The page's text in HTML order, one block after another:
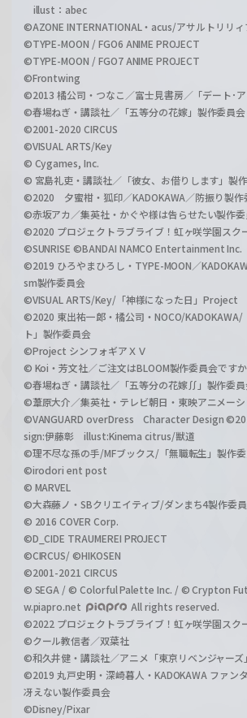
illust：abec
©AZONE INTERNATIONAL・acus/アサルトリリィ
©TYPE-MOON / FGO6 ANIME PROJECT
©TYPE-MOON / FGO7 ANIME PROJECT
©Frontwing
©2013 橘公司・つなこ／富士見書房／「デート･
©春場ねぎ・講談社／「五等分の花嫁」製作委員会
©2001-2020 CIRCUS
©VISUAL ARTS/Key
© Cygames, Inc.
© 宮島礼吏・講談社／「彼女、お借りします」製
©2020 夕蜜柑・狐印／KADOKAWA／防振り製作
©赤坂アカ／集英社・かぐや様は告らせたい製作
©2020 プロジェクトラブライブ！虹ヶ咲学園スク
©SUNRISE ©BANDAI NAMCO Entertainment Inc.
©2019 ひろやまひろし・TYPE-MOON／
sm製作委員会
©VISUAL ARTS/Key/「神様になった日」Project
©2020 東出祐一郎・橘公司・NOCO/KADOKAWA/
ト」製作委員会
©Project シンフォギアＸＶ
© Koi・芳文社／ご注文はBLOOM製作委員会ですか
©春場ねぎ・講談社／「五等分の花嫁∬」製作委員
©葦原大介／集英社・テレビ朝日・東映アニメーシ
©VANGUARD overDress Character Design
sign:伊藤彰 illust:Kinema citrus/獣道
©理不尽な孫の手/MFブックス/「無職転生」製作
©irodori ent post
© MARVEL
©大森藤ノ・SBクリエイティブ/ダンまち4製作委
© 2016 COVER Corp.
©D_CIDE TRAUMEREI PROJECT
©CIRCUS/ ©HIKOSEN
©2001-2021 CIRCUS
© SEGA / © Colorful Palette Inc. / © Crypton
w.piapro.net
All rights reserved.
©2022 プロジェクトラブライブ！虹ヶ咲学園スク
©クール教信者／双葉社
©和久井健・講談社／アニメ「東京リベンジャー
©2019 丸戸史明・深崎暮人・KADOKAWA ファン
冴えない製作委員会
©Disney/Pixar